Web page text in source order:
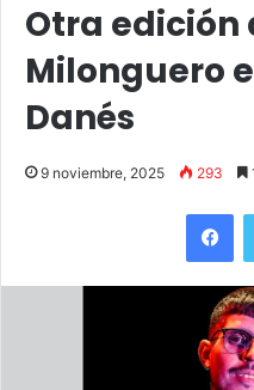
Otra edición
Milonguero
Danés
9 noviembre, 2025 293